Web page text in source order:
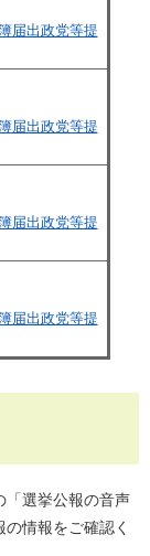
届出政党等提
届出政党等提
届出政党等提
届出政党等提
選挙公報の音声
情報をご確認く